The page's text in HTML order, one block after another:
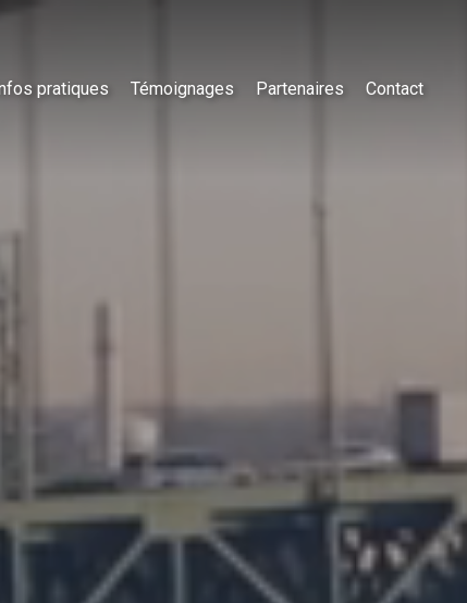
pratiques Témoignages Partenaires Contact